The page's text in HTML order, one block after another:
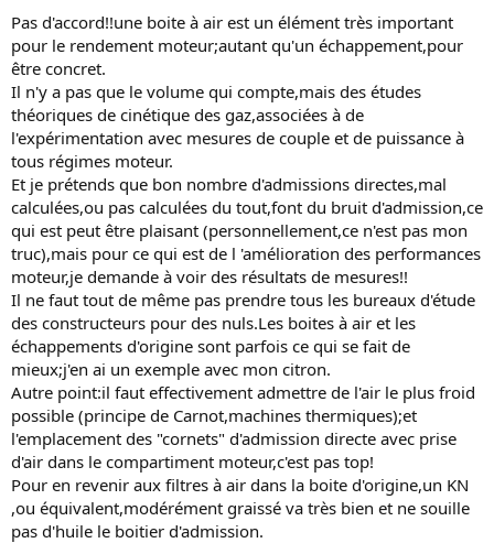
mais ça douille.
Que faire: lire et lire encore, pleins de threads sur ce forum à ce
sujet, notemment
http://www.notre350z.com/forum_notrez/showthread.php/10111
Pas d'accord!!une boite à air est un élément très important
pour le rendement moteur;autant qu'un échappement,pour
être concret.
Il n'y a pas que le volume qui compte,mais des études
théoriques de cinétique des gaz,associées à de
l'expérimentation avec mesures de couple et de puissance à
tous régimes moteur.
Et je prétends que bon nombre d'admissions directes,mal
calculées,ou pas calculées du tout,font du bruit d'admission,ce
qui est peut être plaisant (personnellement,ce n'est pas mon
truc),mais pour ce qui est de l 'amélioration des performances
moteur,je demande à voir des résultats de mesures!!
Il ne faut tout de même pas prendre tous les bureaux d'étude
des constructeurs pour des nuls.Les boites à air et les
échappements d'origine sont parfois ce qui se fait de
mieux;j'en ai un exemple avec mon citron.
Autre point:il faut effectivement admettre de l'air le plus froid
possible (principe de Carnot,machines thermiques);et
l'emplacement des "cornets" d'admission directe avec prise
d'air dans le compartiment moteur,c'est pas top!
Pour en revenir aux filtres à air dans la boite d'origine,un KN
,ou équivalent,modérément graissé va très bien et ne souille
pas d'huile le boitier d'admission.